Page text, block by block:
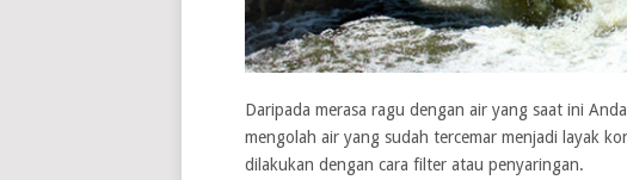
Daripada merasa ragu dengan air yang saat ini
mengolah air yang sudah tercemar menjadi layak
dilakukan dengan cara filter atau penyaringan.